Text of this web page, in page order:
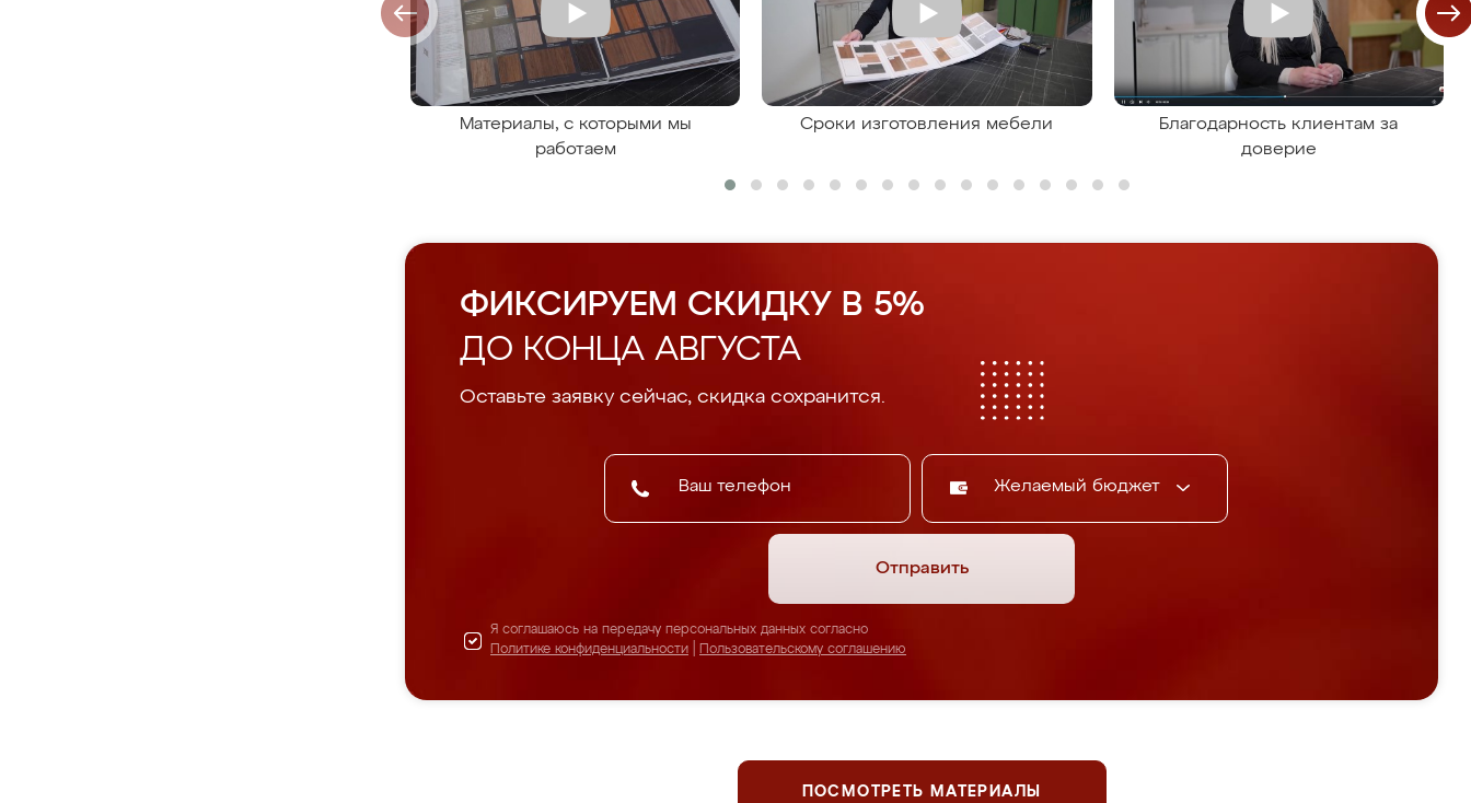
Материалы, с которыми мы
работаем
Сроки изготовления мебели
Благодарность клиентам за
доверие
ФИКСИРУЕМ СКИДКУ В 5%
ДО КОНЦА АВГУСТА
Оставьте заявку сейчас, скидка сохранится.
Желаемый бюджет
Отправить
Я соглашаюсь на передачу персональных данных согласно
Политике конфиденциальности
Пользовательскому соглашению
ПОСМОТРЕТЬ МАТЕРИАЛЫ